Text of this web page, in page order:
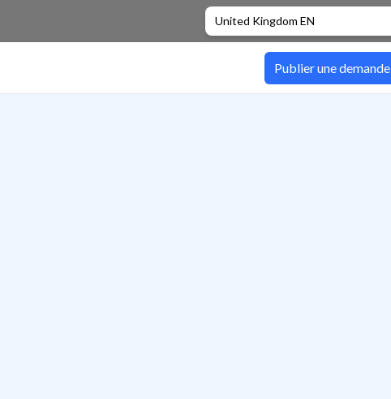
United Kingdom EN
Publier une demande